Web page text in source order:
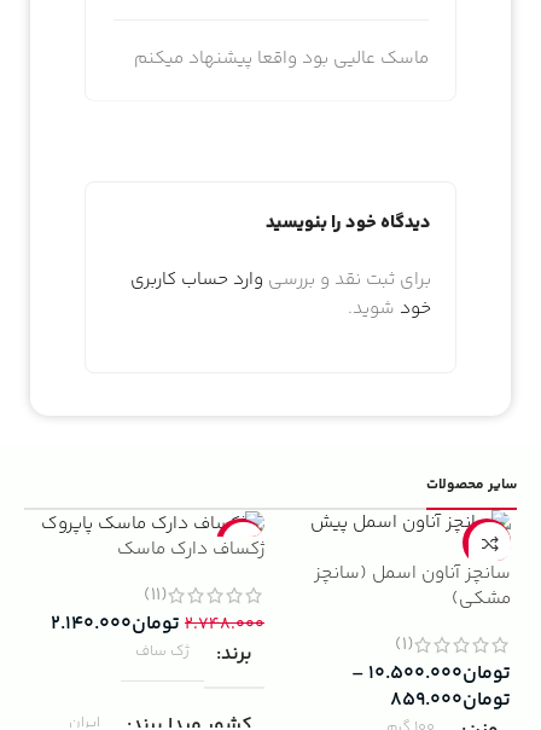
ماسک عالیی بود واقعا پیشنهاد میکنم
دیدگاه خود را بنویسید
برای ثبت نقد و بررسی وارد حساب کاربری
خود شوید.
سایر محصولات
-13%
سانچز آناون اسمل (سانچز
مشکی)
(1)
تومان۱۰.۵۰۰.۰۰۰ –
تومان۸۵۹.۰۰۰
-22%
ژکساف دارک ماسک
(11)
۲.۷۴۸.۰۰۰ تومان۲.۱۴۰.۰۰۰
برند
ژک ساف
ایران